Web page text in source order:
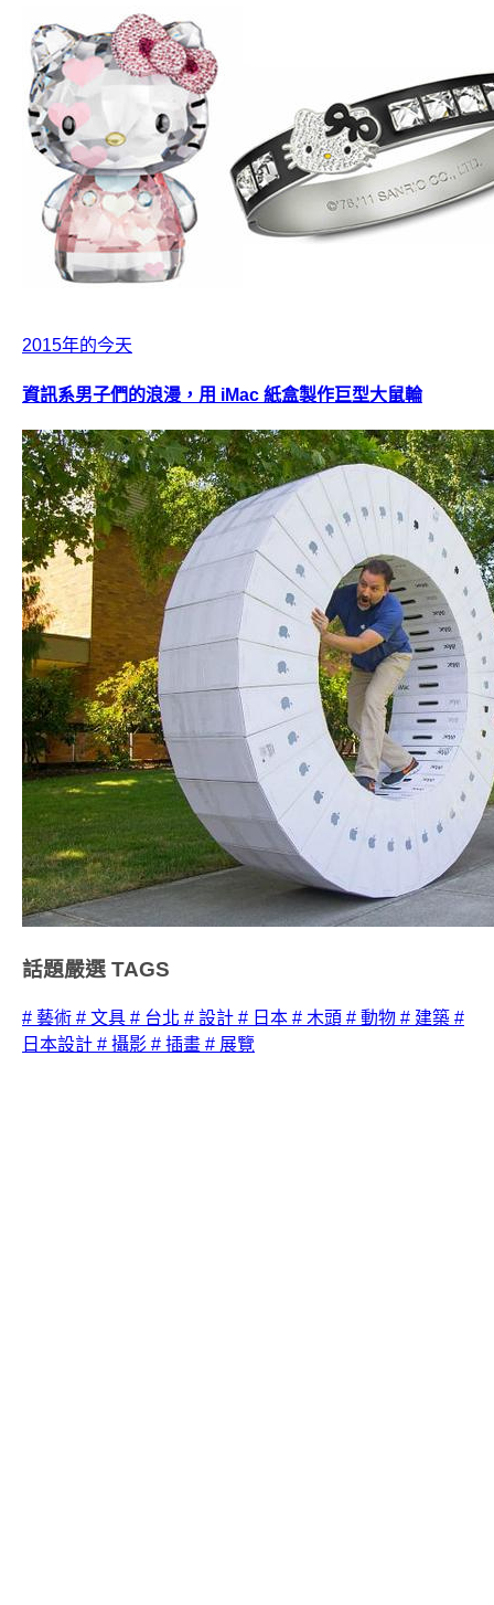
2015年的今天
資訊系男子們的浪漫，用 iMac 紙盒製作巨型大鼠輪
話題嚴選 TAGS
# 藝術 # 文具 # 台北 # 設計 # 日本 # 木頭 # 動物 # 建築 #
日本設計 # 攝影 # 插畫 # 展覽